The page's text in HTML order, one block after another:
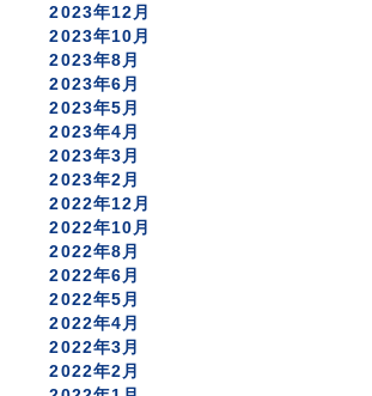
2023年12月
2023年10月
2023年8月
2023年6月
2023年5月
2023年4月
2023年3月
2023年2月
2022年12月
2022年10月
2022年8月
2022年6月
2022年5月
2022年4月
2022年3月
2022年2月